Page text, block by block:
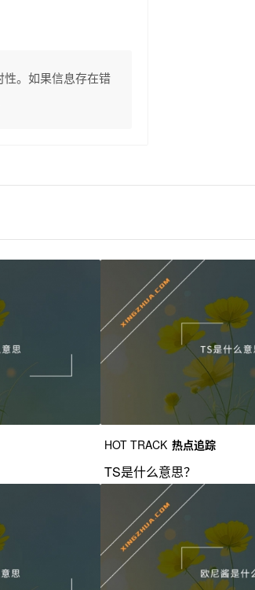
。如果信息存在错
HOT TRACK 热点追踪
TS是什么意思？